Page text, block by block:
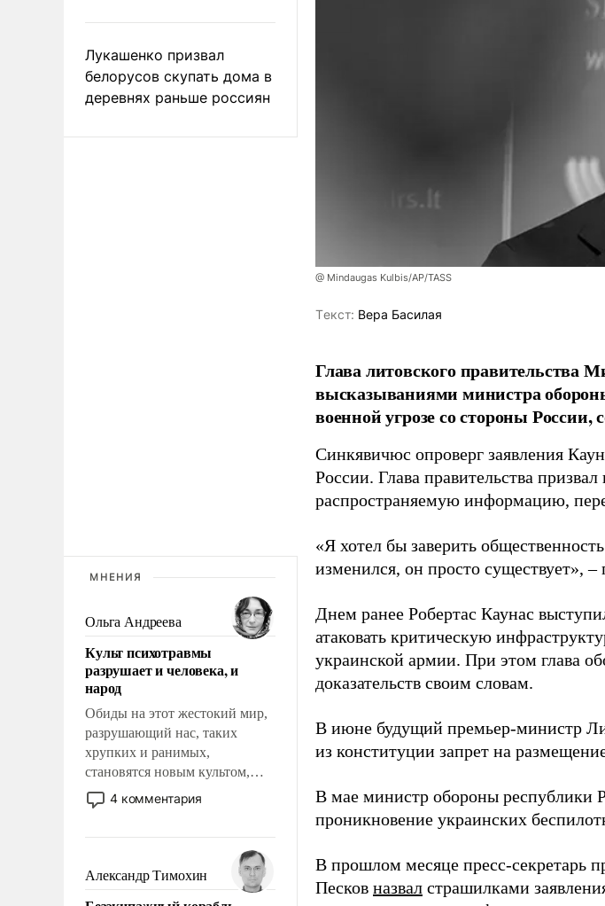
Лукашенко призвал
белорусов скупать дома в
деревнях раньше россиян
МНЕНИЯ
Ольга Андреева
Культ психотравмы
разрушает и человека, и
народ
Обиды на этот жестокий мир,
разрушающий нас, таких
хрупких и ранимых,
становятся новым культом,
постепенно вытесняя и
отменяя традиционное
мужественным и твердым под
ударами судьбы, брать на себя
ответственность, помогать
4 комментария
Александр Тимохин
@ Mindaugas Kulbis/AP/TASS
Tекст: Вера Басилая
Глава литовского правительства
высказываниями министра
военной угрозе со стороны России,
Синкявичюс опроверг заявления
России. Глава правительства
распространяемую информацию,
«Я хотел бы заверить
изменился, он просто существует»,
Днем ранее Робертас Каунас
атаковать критическую
украинской армии. При этом глава
доказательств своим словам.
В июне будущий премьер-министр
из конституции запрет на
В мае министр обороны республики
проникновение украинских
В прошлом месяце пресс-секретарь
Песков назвал страшилками